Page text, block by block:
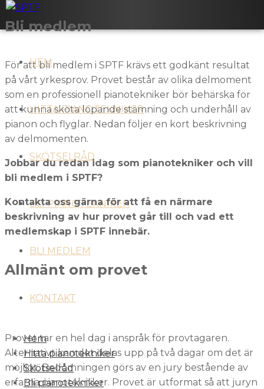
HEM
HITTA PIANOTEKNIKER
SKÖTSELRÅD
BLI PIANOTEKNIKER
BLI MEDLEM
KONTAKT
Hem
Hitta pianotekniker
Skötselråd
Bli pianotekniker
Bli medlem
För att bli medlem i SPTF krävs ett godkänt resultat
på vårt yrkesprov. Provet består av olika delmoment
som en professionell pianotekniker bör behärska för
att kunna sköta löpande stämning och underhåll av
pianon och flyglar. Nedan följer en kort beskrivning
av delmomenten.
Jobbar du redan idag som pianotekniker och vill
bli medlem i SPTF?
Kontakta oss gärna för att få en närmare
beskrivning av hur provet går till och vad ett
medlemskap i SPTF innebär.
Allmänt om provet
Provet tar en hel dag i anspråk för provtagaren.
Alternativt kan det delas upp på två dagar om det är
möjligt. Bedömningen görs av en jury bestående av
erfarna pianotekniker. Provet är utformat så att juryn